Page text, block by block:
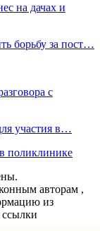
на дачах и
борьбу за пост…
с
участия в…
поликлинике
авторам ,
из
ссылки